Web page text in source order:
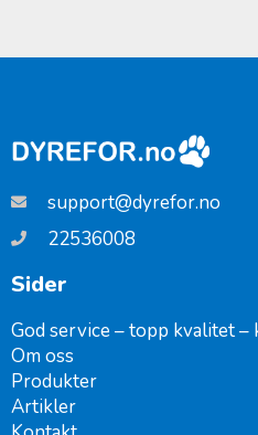
support@dyrefor.no
22536008
Sider
God service – topp kvalitet
Om oss
Produkter
Artikler